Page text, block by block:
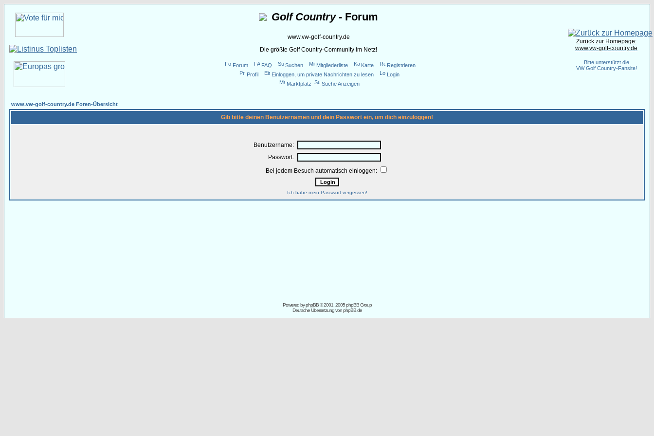
Golf Country- Forum
www.vw-golf-country.de
Die größte Golf Country-Community im Netz!
Forum FAQ Suchen Mitgliederliste Karte
Registrieren
Profil
Einloggen, um private Nachrichten zu lesen
Login
Marktplatz
Suche Anzeigen
Zurück zur Homepage:
www.vw-golf-country.de
Bitte unterstützt die
VW Golf Country-Fansite!
www.vw-golf-country.de Foren-Übersicht
Gib bitte deinen Benutzernamen und dein Passwort ein, um dich einzuloggen!
Benutzername:
Passwort:
Bei jedem Besuch automatisch einloggen:
Ich habe mein Passwort vergessen!
Powered byphpBB© 2001, 2005 phpBB Group
Deutsche Übersetzung vonphpBB.de